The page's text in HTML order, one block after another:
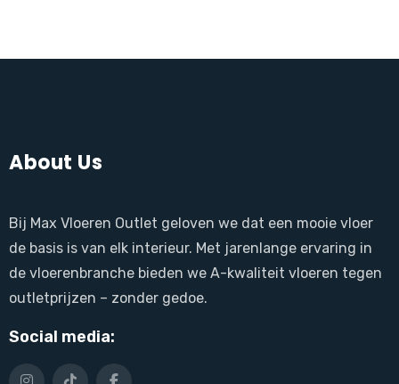
About Us
Bij Max Vloeren Outlet geloven we dat een mooie vloer
de basis is van elk interieur. Met jarenlange ervaring in
de vloerenbranche bieden we A-kwaliteit vloeren tegen
outletprijzen – zonder gedoe.
Social media: